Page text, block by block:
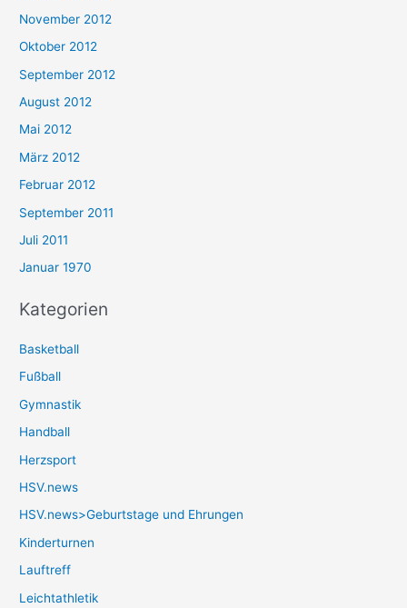
November 2012
Oktober 2012
September 2012
August 2012
Mai 2012
März 2012
Februar 2012
September 2011
Juli 2011
Januar 1970
Kategorien
Basketball
Fußball
Gymnastik
Handball
Herzsport
HSV.news
HSV.news>Geburtstage und Ehrungen
Kinderturnen
Lauftreff
Leichtathletik